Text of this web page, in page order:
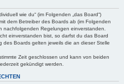
wie du“ (im Folgenden „das Board“)
dem Betreiber des Boards ab (im Folgenden
nachfolgenden Regelungen einverstanden.
einverstanden bist, so darfst du das Board
des Boards gelten jeweils die an dieser Stelle
Zeit geschlossen und kann von beiden
gekündigt werden.